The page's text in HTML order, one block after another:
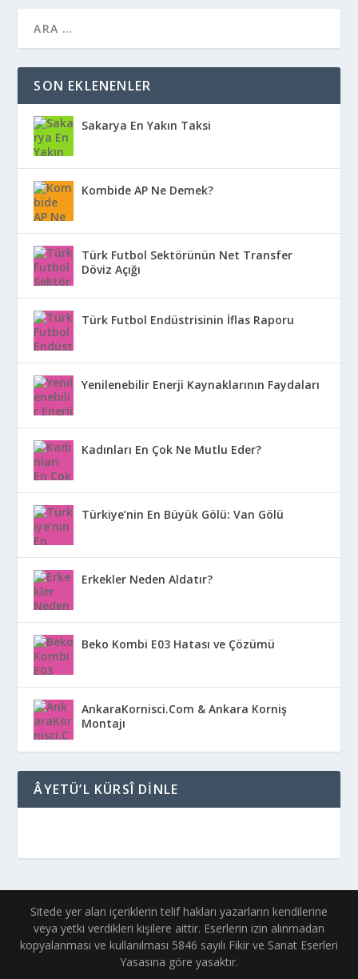
SON EKLENENLER
Sakarya En Yakın Taksi
Kombide AP Ne Demek?
Türk Futbol Sektörünün Net Transfer
Döviz Açığı
Türk Futbol Endüstrisinin İflas Raporu
Yenilenebilir Enerji Kaynaklarının Faydaları
Kadınları En Çok Ne Mutlu Eder?
Türkiye’nin En Büyük Gölü: Van Gölü
Erkekler Neden Aldatır?
Beko Kombi E03 Hatası ve Çözümü
AnkaraKornisci.Com & Ankara Korniş
Montajı
ÂYETÜ’L KÜRSÎ DINLE
Sitede yer alan içeriklerin telif hakları yazarların kendilerine
veya yetki verdikleri kişilere aittir. Eserlerin izin alınmadan
kopyalanması ve kullanılması 5846 sayılı Fikir ve Sanat Eserleri
Yasasına göre yasaktır.